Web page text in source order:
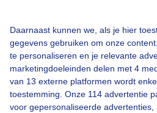
Daarnaast kunnen we, als je hier
gegevens gebruiken om onze
te personaliseren en je relevante
marketingdoeleinden delen met 4
van 13 externe platformen wordt
toestemming. Onze 114 advertentie
voor gepersonaliseerde advertenties,
Een moment